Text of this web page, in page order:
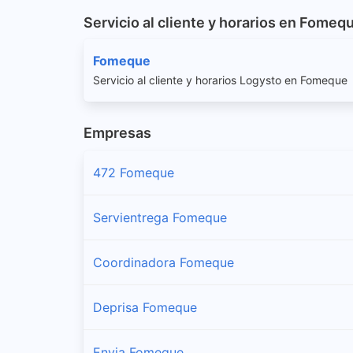
Servicio al cliente y horarios en
Fomeque
Servicio al cliente y horarios Logysto en Fomeque
Empresas
472 Fomeque
Servientrega Fomeque
Coordinadora Fomeque
Deprisa Fomeque